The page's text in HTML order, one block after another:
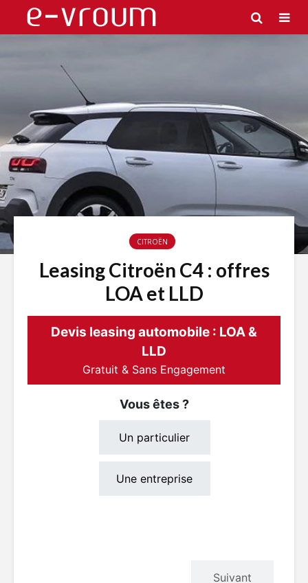
CITROËN
Leasing Citroën C4 : offres
LOA et LLD